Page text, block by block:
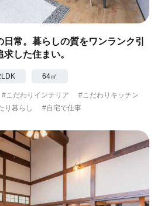
#タイル #壁一面本棚
#子育てに優しい
の住まい #緑がいっぱい
常。暮らしの質をワンランク引
した住まい。
64㎡
#こだわりインテリア
#こだわりキッチン
り暮らし #自宅で仕事